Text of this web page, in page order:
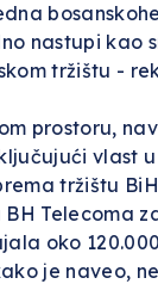
nastupi kao
tržištu -
prostoru,
vlast u
tržištu
Telecoma
oko
je naveo,